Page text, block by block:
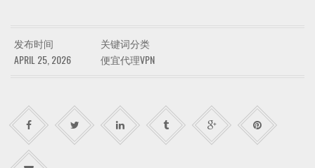
发布时间
APRIL 25, 2026
关键词分类
便宜代理VPN